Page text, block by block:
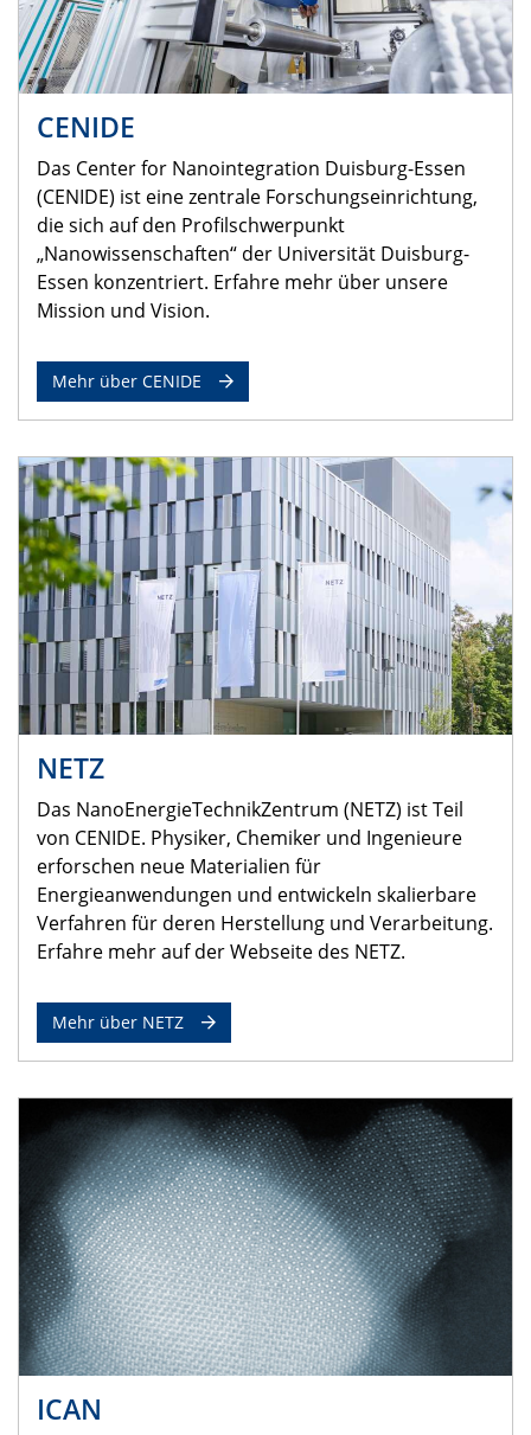
CENIDE
Das Center for Nanointegration Duisburg-Essen
(CENIDE) ist eine zentrale Forschungseinrichtung,
die sich auf den Profilschwerpunkt
„Nanowissenschaften“ der Universität Duisburg-
Essen konzentriert. Erfahre mehr über unsere
Mission und Vision.
Mehr über CENIDE
NETZ
Das NanoEnergieTechnikZentrum (NETZ) ist Teil
von CENIDE. Physiker, Chemiker und Ingenieure
erforschen neue Materialien für
Energieanwendungen und entwickeln skalierbare
Verfahren für deren Herstellung und Verarbeitung.
Erfahre mehr auf der Webseite des NETZ.
Mehr über NETZ
ICAN